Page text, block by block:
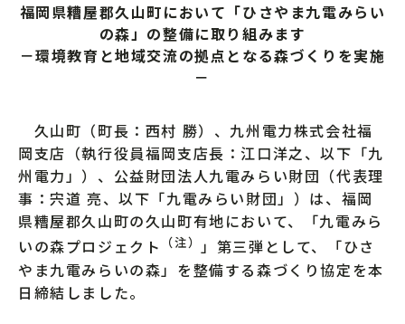
福岡県糟屋郡久山町において「ひさやま九電みらい
の森」の整備に取り組みます
－環境教育と地域交流の拠点となる森づくりを実施
－
久山町（町長：西村 勝）、九州電力株式会社福
岡支店（執行役員福岡支店長：江口洋之、以下「九
州電力」）、公益財団法人九電みらい財団（代表理
事：宍道 亮、以下「九電みらい財団」）は、福岡
県糟屋郡久山町の久山町有地において、「九電みら
いの森プロジェクト
（注） 」第三弾として、「ひさ
やま九電みらいの森」を整備する森づくり協定を本
日締結しました。